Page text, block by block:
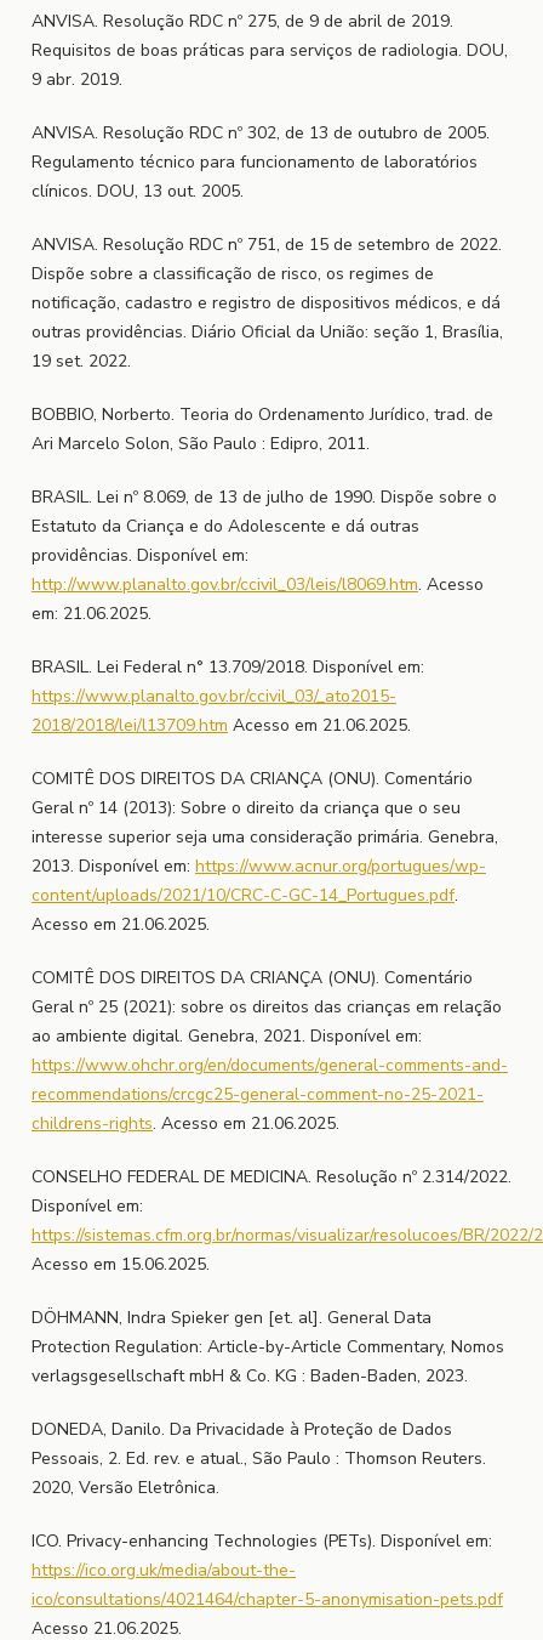
ANVISA. Resolução RDC nº 275, de 9 de abril de 2019.
Requisitos de boas práticas para serviços de radiologia. DOU,
9 abr. 2019.
ANVISA. Resolução RDC nº 302, de 13 de outubro de 2005.
Regulamento técnico para funcionamento de laboratórios
clínicos. DOU, 13 out. 2005.
ANVISA. Resolução RDC nº 751, de 15 de setembro de 2022.
Dispõe sobre a classificação de risco, os regimes de
notificação, cadastro e registro de dispositivos médicos, e dá
outras providências. Diário Oficial da União: seção 1, Brasília,
19 set. 2022.
BOBBIO, Norberto. Teoria do Ordenamento Jurídico, trad. de
Ari Marcelo Solon, São Paulo : Edipro, 2011.
BRASIL. Lei nº 8.069, de 13 de julho de 1990. Dispõe sobre o
Estatuto da Criança e do Adolescente e dá outras
providências. Disponível em:
http://www.planalto.gov.br/ccivil_03/leis/l8069.htm. Acesso
em: 21.06.2025.
BRASIL. Lei Federal n° 13.709/2018. Disponível em:
https://www.planalto.gov.br/ccivil_03/_ato2015-
2018/2018/lei/l13709.htm Acesso em 21.06.2025.
COMITÊ DOS DIREITOS DA CRIANÇA (ONU). Comentário
Geral nº 14 (2013): Sobre o direito da criança que o seu
interesse superior seja uma consideração primária. Genebra,
2013. Disponível em: https://www.acnur.org/portugues/wp-
content/uploads/2021/10/CRC-C-GC-14_Portugues.pdf.
Acesso em 21.06.2025.
COMITÊ DOS DIREITOS DA CRIANÇA (ONU). Comentário
Geral nº 25 (2021): sobre os direitos das crianças em relação
ao ambiente digital. Genebra, 2021. Disponível em:
https://www.ohchr.org/en/documents/general-comments-and-
recommendations/crcgc25-general-comment-no-25-2021-
childrens-rights. Acesso em 21.06.2025.
CONSELHO FEDERAL DE MEDICINA. Resolução nº 2.314/2022.
Disponível em:
https://sistemas.cfm.org.br/normas/visualizar/resolucoes/BR/2022/
Acesso em 15.06.2025.
DÖHMANN, Indra Spieker gen [et. al]. General Data
Protection Regulation: Article-by-Article Commentary, Nomos
verlagsgesellschaft mbH & Co. KG : Baden-Baden, 2023.
DONEDA, Danilo. Da Privacidade à Proteção de Dados
Pessoais, 2. Ed. rev. e atual., São Paulo : Thomson Reuters.
2020, Versão Eletrônica.
ICO. Privacy-enhancing Technologies (PETs). Disponível em:
https://ico.org.uk/media/about-the-
ico/consultations/4021464/chapter-5-anonymisation-pets.pdf
Acesso 21.06.2025.